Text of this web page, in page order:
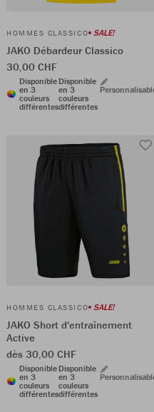
HOMMES CLASSICO SALE!
JAKO Débardeur Classico
30,00 CHF
Disponible
en 3
couleurs
différentes
Disponible
en 3
couleurs
différentes
HOMMES CLASSICO SALE!
JAKO Short d'entraînement
Active
dès 30,00 CHF
Disponible
en 3
couleurs
différentes
Disponible
en 3
couleurs
différentes